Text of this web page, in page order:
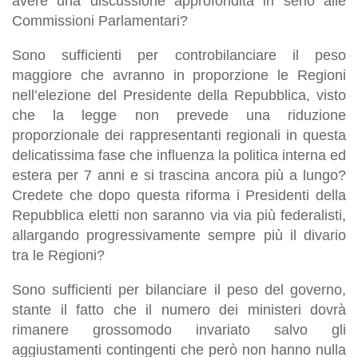
Commissioni Parlamentari?
Sono sufficienti per controbilanciare il peso
maggiore che avranno in proporzione le Regioni
nell’elezione del Presidente della Repubblica, visto
che la legge non prevede una riduzione
proporzionale dei rappresentanti regionali in questa
delicatissima fase che influenza la politica interna ed
estera per 7 anni e si trascina ancora più a lungo?
Credete che dopo questa riforma i Presidenti della
Repubblica eletti non saranno via via più federalisti,
allargando progressivamente sempre più il divario
tra le Regioni?
Sono sufficienti per bilanciare il peso del governo,
stante il fatto che il numero dei ministeri dovrà
rimanere grossomodo invariato salvo gli
aggiustamenti contingenti che però non hanno nulla